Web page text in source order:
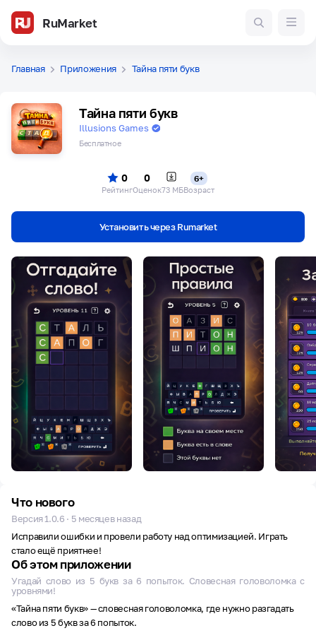
RuMarket
Главная Приложения Тайна пяти букв
Тайна пяти букв
Illusions Games
Бесплатное
0
Рейтинг
0
Оценок73 МБ
6+
Возраст
Установить через Rumarket
Что нового
Версия 1.0.6 · 5 месяцев назад
Исправили ошибки и провели работу над оптимизацией. Играть
стало ещё приятнее!
Об этом приложении
Угадай слово из 5 букв за 6 попыток. Словесная головоломка с
уровнями!
«Тайна пяти букв» — словесная головоломка, где нужно разгадать
слово из 5 букв за 6 попыток.